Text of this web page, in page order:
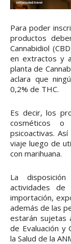
Para poder
productos
Cannabidiol
en extractos y
planta de
aclara que
0,2% de THC.
Es decir, los
cosméticos o
psicoactivas.
viaje luego de
con marihuana.
La
actividades de
importación,
además de las
estarán sujetas
de Evaluación
la Salud de la